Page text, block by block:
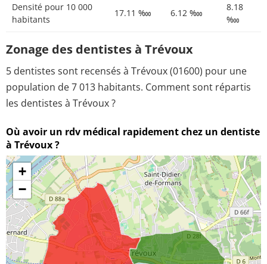
Densité pour 10 000
habitants
17.11 ‱ 6.12 ‱
8.18
‱
Zonage des dentistes à Trévoux
5 dentistes sont recensés à Trévoux (01600) pour une
population de 7 013 habitants. Comment sont répartis
les dentistes à Trévoux ?
Où avoir un rdv médical rapidement chez un dentiste
à Trévoux ?
+
−